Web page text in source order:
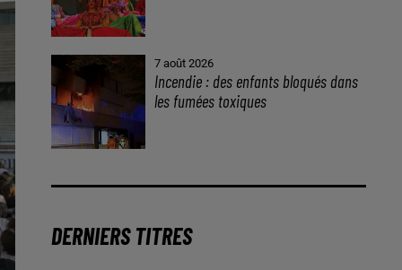
7 août 2026
Incendie : des enfants bloqués dans
les fumées toxiques
DERNIERS TITRES